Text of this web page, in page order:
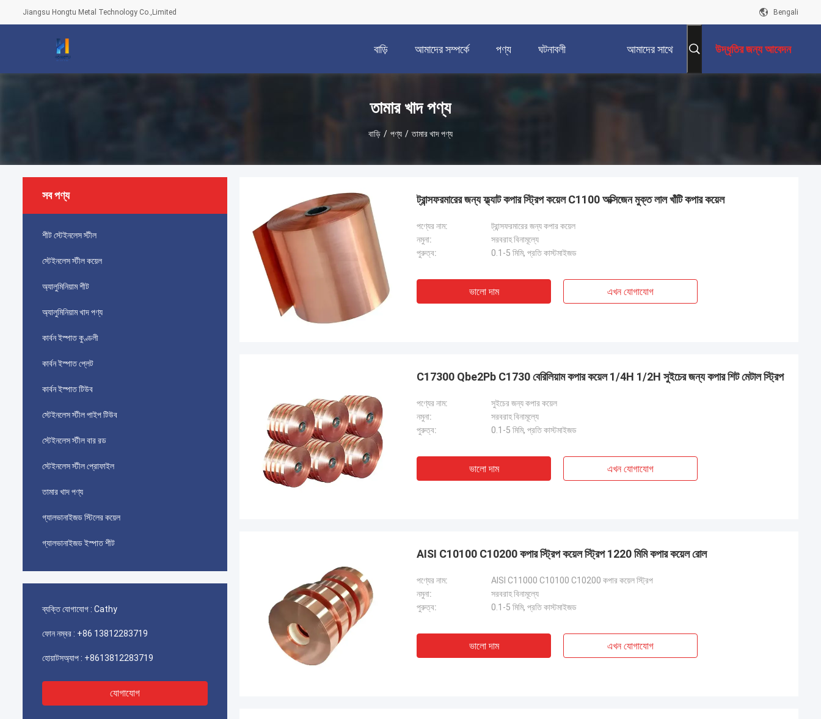
Jiangsu Hongtu Metal Technology Co.,Limited Bengali
বাড়ি আমাদের সম্পর্কে পণ্য ঘটনাবলী আমাদের সাথে উদ্ধৃতির জন্য আবেদন
তামার খাদ পণ্য
বাড়ি / পণ্য / তামার খাদ পণ্য
সব পণ্য
শীট স্টেইনলেস স্টীল
স্টেইনলেস স্টীল কয়েল
অ্যালুমিনিয়াম শীট
অ্যালুমিনিয়াম খাদ পণ্য
কার্বন ইস্পাত কুণ্ডলী
কার্বন ইস্পাত প্লেট
কার্বন ইস্পাত টিউব
স্টেইনলেস স্টীল পাইপ টিউব
স্টেইনলেস স্টীল বার রড
স্টেইনলেস স্টীল প্রোফাইল
তামার খাদ পণ্য
গ্যালভানাইজড স্টিলের কয়েল
গ্যালভানাইজড ইস্পাত শীট
ব্যক্তি যোগাযোগ : Cathy
ফোন নম্বর : +86 13812283719
হোয়াটসঅ্যাপ : +8613812283719
যোগাযোগ
ট্রান্সফরমারের জন্য ফ্ল্যাট কপার স্ট্রিপ কয়েল C1100 অক্সিজেন মুক্ত লাল খাঁটি কপার কয়েল
পণ্যের নাম:
ট্রান্সফরমারের জন্য কপার কয়েল
নমুনা:
সরবরাহ বিনামূল্যে
পুরুত্ব:
0.1-5 মিমি, প্রতি কাস্টমাইজড
ভালো দাম এখন যোগাযোগ
C17300 Qbe2Pb C1730 বেরিলিয়াম কপার কয়েল 1/4H 1/2H সুইচের জন্য কপার শিট মেটাল স্ট্রিপ
পণ্যের নাম:
সুইচের জন্য কপার কয়েল
নমুনা:
সরবরাহ বিনামূল্যে
পুরুত্ব:
0.1-5 মিমি, প্রতি কাস্টমাইজড
ভালো দাম এখন যোগাযোগ
AISI C10100 C10200 কপার স্ট্রিপ কয়েল স্ট্রিপ 1220 মিমি কপার কয়েল রোল
পণ্যের নাম:
AISI C11000 C10100 C10200 কপার কয়েল স্ট্রিপ
নমুনা:
সরবরাহ বিনামূল্যে
পুরুত্ব:
0.1-5 মিমি, প্রতি কাস্টমাইজড
ভালো দাম এখন যোগাযোগ